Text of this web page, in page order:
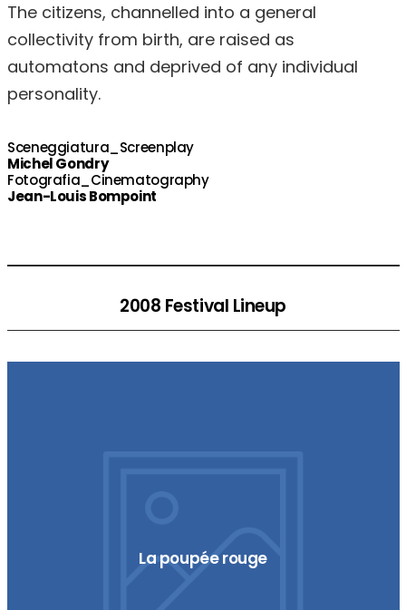
The citizens, channelled into a general
collectivity from birth, are raised as
automatons and deprived of any individual
personality.
Sceneggiatura_Screenplay
Michel Gondry
Fotografia_Cinematography
Jean-Louis Bompoint
2008 Festival Lineup
La poupée rouge